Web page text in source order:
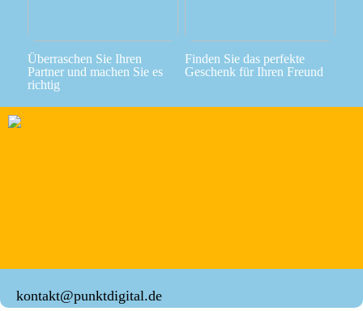
Überraschen Sie Ihren
Partner und machen Sie es
richtig
Finden Sie das perfekte
Geschenk für Ihren Freund
kontakt@punktdigital.de